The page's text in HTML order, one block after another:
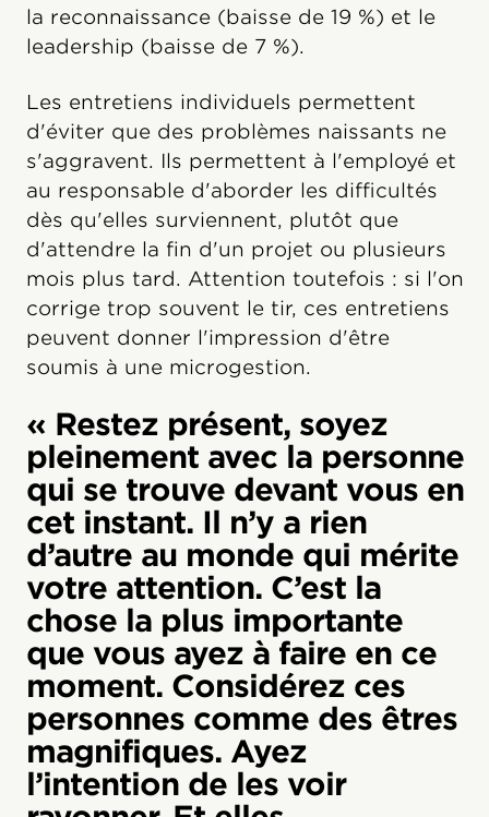
la reconnaissance (baisse de 19 %) et le
leadership (baisse de 7 %).
Les entretiens individuels permettent
d'éviter que des problèmes naissants ne
s'aggravent. Ils permettent à l'employé et
au responsable d'aborder les difficultés
dès qu'elles surviennent, plutôt que
d'attendre la fin d'un projet ou plusieurs
mois plus tard. Attention toutefois : si l'on
corrige trop souvent le tir, ces entretiens
peuvent donner l'impression d'être
soumis à une microgestion.
« Restez présent, soyez
pleinement avec la personne
qui se trouve devant vous en
cet instant. Il n’y a rien
d’autre au monde qui mérite
votre attention. C’est la
chose la plus importante
que vous ayez à faire en ce
moment. Considérez ces
personnes comme des êtres
magnifiques. Ayez
l’intention de les voir